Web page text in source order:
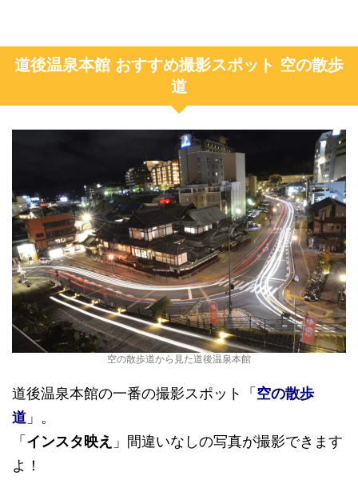
道後温泉本館 おすすめ撮影スポット 空の散歩
道
空の散歩道から見た道後温泉本館
道後温泉本館の一番の撮影スポット「 空の散歩
道 」。
「 インスタ映え 」間違いなしの写真が撮影できます
よ！